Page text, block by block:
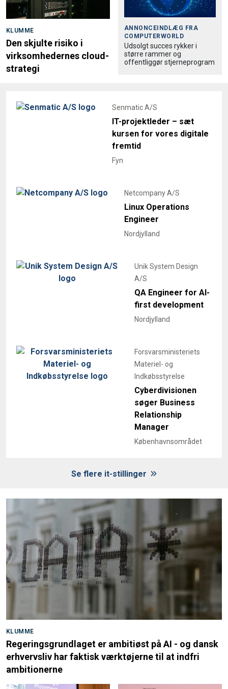
KLUMME
Den skjulte risiko i
virksomhedernes cloud-
strategi
ANNONCEINDLÆG FRA
COMPUTERWORLD
Udsolgt succes rykker i
større rammer og
offentliggør stjerneprogram
Senmatic A/S
IT-projektleder – sæt
kursen for vores digitale
fremtid
Fyn
Netcompany A/S
Linux Operations
Engineer
Nordjylland
Unik System Design
A/S
QA Engineer for AI-
first development
Nordjylland
Forsvarsministeriets
Materiel- og
Indkøbsstyrelse
Cyberdivisionen
søger Business
Relationship
Manager
Københavnsområdet
Se flere it-stillinger
KLUMME
Regeringsgrundlaget er ambitiøst på AI - og dansk
erhvervsliv har faktisk værktøjerne til at indfri
ambitionerne